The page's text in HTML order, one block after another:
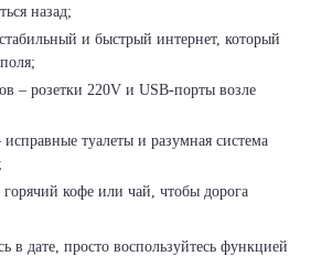
назад;
и быстрый интернет, который
– розетки 220V и USB-порты возле
туалеты и разумная система
кофе или чай, чтобы дорога
в дате, просто воспользуйтесь функцией